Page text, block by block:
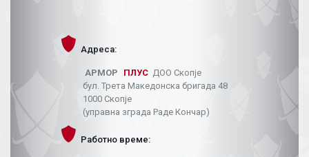
Адреса:
АРМОР ПЛУС ДОО Скопје
бул. Трета Македонска бригада 48
1000 Скопје
(управна зграда Раде Кончар)
Работно време: